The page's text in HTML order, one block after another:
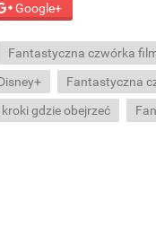
Google+
Fantastyczna czwórka
Fantastyczna
gdzie obejrzeć